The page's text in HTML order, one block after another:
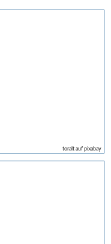
toralt auf pixabay